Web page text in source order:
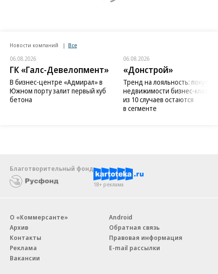
Новости компаний Все
06.08.2026
ГК «Галс-Девелопмент»
В бизнес-центре «Адмирал» в
Южном порту залит первый куб
бетона
06.08.2026
«Донстрой»
Тренд на лояльность:
недвижимости бизнес-класса
из 10 случаев остаются
в сегменте
Благотворительный фонд
18+ реклама
О «Коммерсанте»
Архив
Контакты
Реклама
Вакансии
Android
Обратная связь
Правовая информация
E-mail рассылки